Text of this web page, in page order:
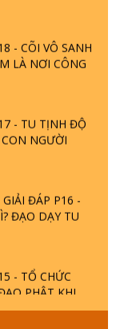
- CÕI VÔ SANH
LÀ NƠI CÔNG
- TU TỊNH ĐỘ
NGƯỜI
ĐÁP P16 -
ĐẠO DẠY TU
- TỔ CHỨC
PHẬT KHI